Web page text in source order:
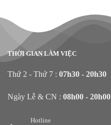
THỜI GIAN LÀM VIỆC
Thứ 2 - Thứ 7 : 07h30 - 20h30
Ngày Lễ & CN : 08h00 - 20h00
Hotline